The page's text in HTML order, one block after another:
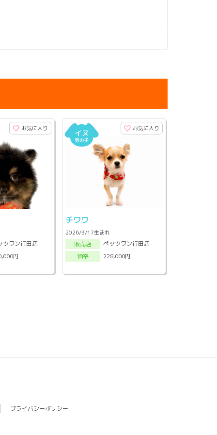
お気に入り
ツワン行田店
円
お気に入り
チワワ
2026/3/17生まれ
販売店
ペッツワン行田店
価格
228,000円
プライバシーポリシー